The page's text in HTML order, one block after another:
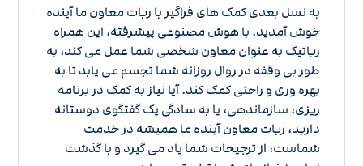
به نسل بعدی کمک های فراگیر با ربات معاون ما آینده
خوش آمدید. با هوش مصنوعی پیشرفته، این همراه
رباتیک به عنوان معاون شخصی شما عمل می کند، به
طور بی وقفه در روال روزانه شما تجسم می یابد تا به
بهره وری و راحتی کمک کند. آیا نیاز به کمک در برنامه
ریزی، سازماندهی، یا به سادگی یک گفتگوی دوستانه
دارید، ربات معاون آینده ما همیشه در خدمت
شماست، از ترجیحات شما یاد می گیرد و با گذشت